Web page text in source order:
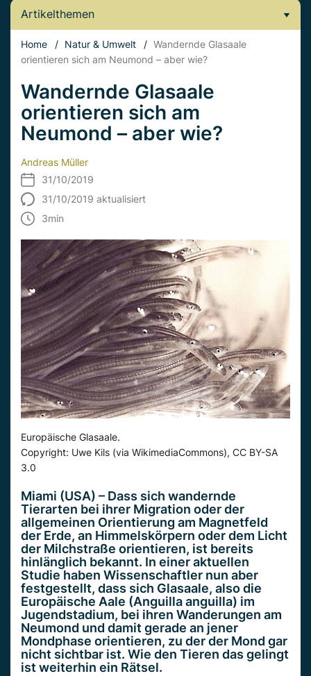
Artikelthemen
Home / Natur & Umwelt / Wandernde Glasaale
orientieren sich am Neumond – aber wie?
Wandernde Glasaale
orientieren sich am
Neumond – aber wie?
Andreas Müller
31/10/2019
31/10/2019 aktualisiert
3min
Europäische Glasaale.
Copyright: Uwe Kils (via WikimediaCommons), CC BY-SA
3.0
Miami (USA) – Dass sich wandernde
Tierarten bei ihrer Migration oder der
allgemeinen Orientierung am Magnetfeld
der Erde, an Himmelskörpern oder dem Licht
der Milchstraße orientieren, ist bereits
hinlänglich bekannt. In einer aktuellen
Studie haben Wissenschaftler nun aber
festgestellt, dass sich Glasaale, also die
Europäische Aale (Anguilla anguilla) im
Jugendstadium, bei ihren Wanderungen am
Neumond und damit gerade an jener
Mondphase orientieren, zu der der Mond gar
nicht sichtbar ist. Wie den Tieren das gelingt
ist weiterhin ein Rätsel.